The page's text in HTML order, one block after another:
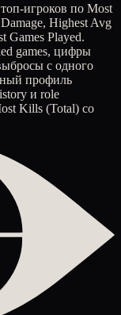
игроков по Most
Highest Avg
Games Played.
games, цифры
с одного
профиль
и role
Kills (Total) со